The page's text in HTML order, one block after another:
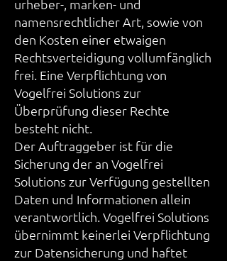
urheber-, marken- und
namensrechtlicher Art, sowie von
den Kosten einer etwaigen
Rechtsverteidigung vollumfänglich
frei. Eine Verpflichtung von
Vogelfrei Solutions zur
Überprüfung dieser Rechte
besteht nicht.
Der Auftraggeber ist für die
Sicherung der an Vogelfrei
Solutions zur Verfügung gestellten
Daten und Informationen allein
verantwortlich. Vogelfrei Solutions
übernimmt keinerlei Verpflichtung
zur Datensicherung und haftet